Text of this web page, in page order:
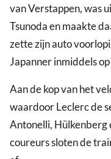
van Verstappen, was
Tsunoda en maakte
zette zijn auto
Japanner inmiddels op
Aan de kop van het
waardoor Leclerc de
Antonelli, Hülkenberg
coureurs sloten de